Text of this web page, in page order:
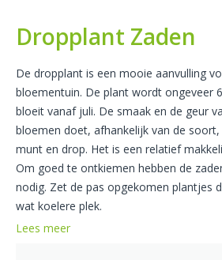
Dropplant Zaden
De dropplant is een mooie aanvulling
bloementuin. De plant wordt ongeveer
bloeit vanaf juli. De smaak en de geur
bloemen doet, afhankelijk van de soort,
munt en drop. Het is een relatief
Om goed te ontkiemen hebben de
nodig. Zet de pas opgekomen plantjes
wat koelere plek.
Lees meer